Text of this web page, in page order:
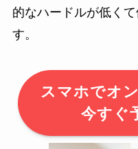
的なハードルが低く
す。
スマホでオ
今すぐ